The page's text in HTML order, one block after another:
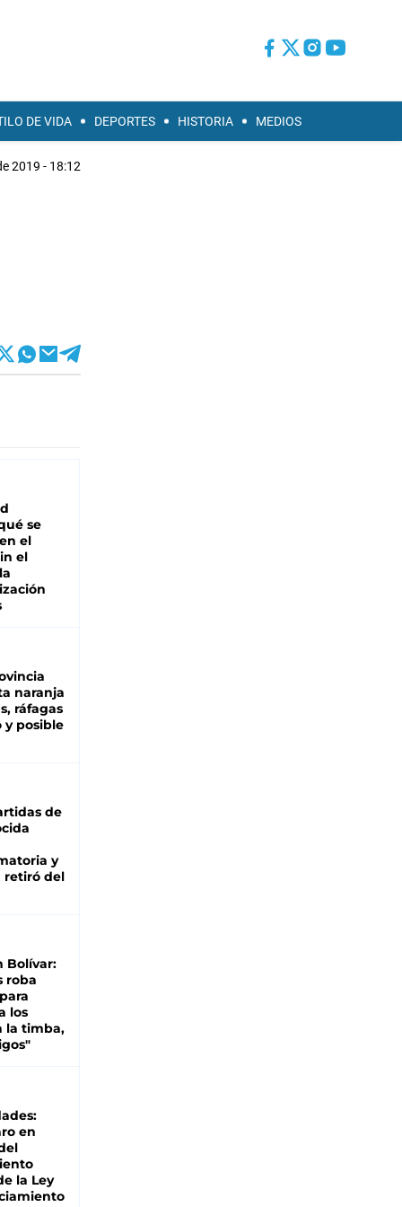
DE VIDA DEPORTES HISTORIA MEDIOS
2019 - 18:12
se
el
el
naranja
ráfagas
y posible
de
y
retiró del
Bolívar:
roba
los
la timba,
en
la Ley